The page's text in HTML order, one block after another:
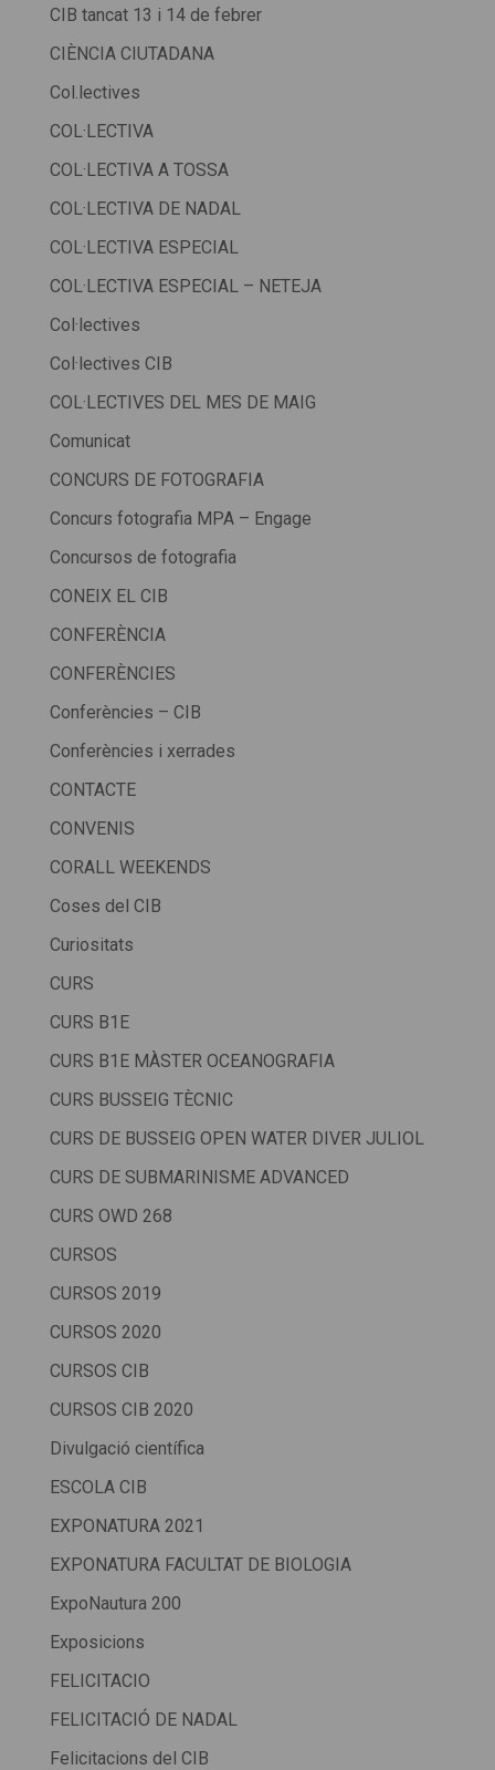
CIB tancat 13 i 14 de febrer
CIÈNCIA CIUTADANA
Col.lectives
COL·LECTIVA
COL·LECTIVA A TOSSA
COL·LECTIVA DE NADAL
COL·LECTIVA ESPECIAL
COL·LECTIVA ESPECIAL – NETEJA
Col·lectives
Col·lectives CIB
COL·LECTIVES DEL MES DE MAIG
Comunicat
CONCURS DE FOTOGRAFIA
Concurs fotografia MPA – Engage
Concursos de fotografia
CONEIX EL CIB
CONFERÈNCIA
CONFERÈNCIES
Conferències – CIB
Conferències i xerrades
CONTACTE
CONVENIS
CORALL WEEKENDS
Coses del CIB
Curiositats
CURS
CURS B1E
CURS B1E MÀSTER OCEANOGRAFIA
CURS BUSSEIG TÈCNIC
CURS DE BUSSEIG OPEN WATER DIVER JULIOL
CURS DE SUBMARINISME ADVANCED
CURS OWD 268
CURSOS
CURSOS 2019
CURSOS 2020
CURSOS CIB
CURSOS CIB 2020
Divulgació científica
ESCOLA CIB
EXPONATURA 2021
EXPONATURA FACULTAT DE BIOLOGIA
ExpoNautura 200
Exposicions
FELICITACIO
FELICITACIÓ DE NADAL
Felicitacions del CIB